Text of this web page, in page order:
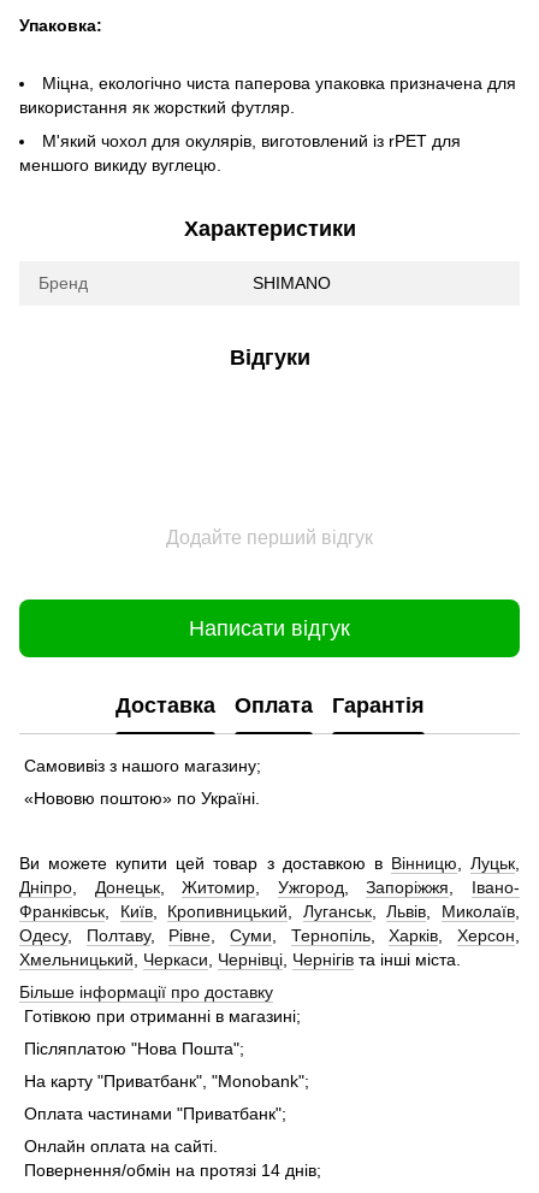
Упаковка:
Міцна, екологічно чиста паперова упаковка призначена для
використання як жорсткий футляр.
М'який чохол для окулярів, виготовлений із rPET для
меншого викиду вуглецю.
Характеристики
Бренд SHIMANO
Відгуки
Додайте перший відгук
Написати відгук
Доставка Оплата Гарантія
Самовивіз з нашого магазину;
«Нововю поштою» по Україні.
Ви можете купити цей товар з доставкою в Вінницю,Луцьк,
Дніпро, Донецьк,Житомир, Ужгород,Запоріжжя, Івано-
Франківськ, Київ, Кропивницький, Луганськ,Львів, Миколаїв,
Одесу, Полтаву, Рівне,Суми, Тернопіль,Харків,Херсон,
Хмельницький, Черкаси, Чернівці, Чернігів та інші міста.
Більше інформації про доставку
Готівкою при отриманні в магазині;
Післяплатою "Нова Пошта";
На карту "Приватбанк", "Monobank";
Оплата частинами "Приватбанк";
Онлайн оплата на сайті.
Повернення/обмін на протязі 14 днів;